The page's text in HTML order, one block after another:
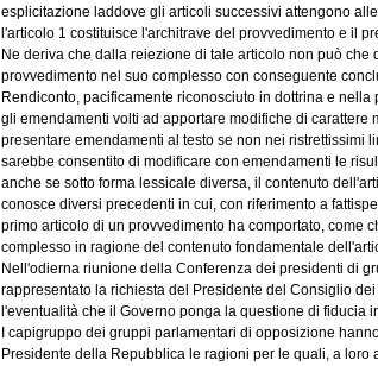
esplicitazione laddove gli articoli successivi attengono
l'articolo 1 costituisce l'architrave del provvedimento e il
Ne deriva che dalla reiezione di tale articolo non può
provvedimento nel suo complesso con conseguente
Rendiconto, pacificamente riconosciuto in dottrina e
gli emendamenti volti ad apportare modifiche di
presentare emendamenti al testo se non nei ristrettissimi
sarebbe consentito di modificare con emendamenti le
anche se sotto forma lessicale diversa, il contenuto
conosce diversi precedenti in cui, con riferimento a
primo articolo di un provvedimento ha comportato, come
complesso in ragione del contenuto fondamentale
Nell'odierna riunione della Conferenza dei presidenti di
rappresentato la richiesta del Presidente del Consiglio
l'eventualità che il Governo ponga la questione di fiducia
I capigruppo dei gruppi parlamentari di opposizione
Presidente della Repubblica le ragioni per le quali, a